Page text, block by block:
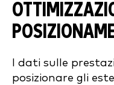
I dati sulle
posizionare gli